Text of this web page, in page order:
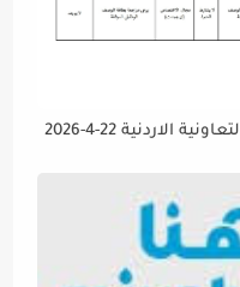
22-4-2026